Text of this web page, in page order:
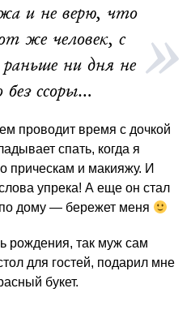
и не верю, что
же человек, с
ни дня не
без ссоры…
проводит время с дочкой
спать, когда я
прическам и макияжу. И
упрека! А еще он стал
дому — бережет меня
рождения, так муж сам
для гостей, подарил мне
букет.